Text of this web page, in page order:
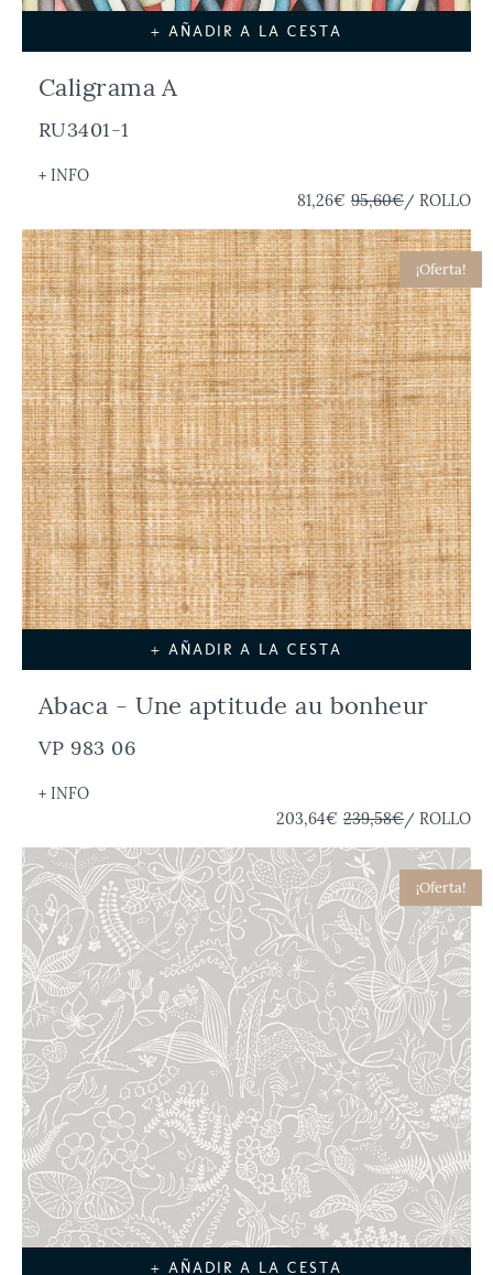
+ AÑADIR A LA CESTA
Caligrama A
RU3401-1
+ INFO
81,26€ 95,60€/ ROLLO
¡Oferta!
+ AÑADIR A LA CESTA
Abaca - Une aptitude au bonheur
VP 983 06
+ INFO
203,64€ 239,58€/ ROLLO
¡Oferta!
+ AÑADIR A LA CESTA